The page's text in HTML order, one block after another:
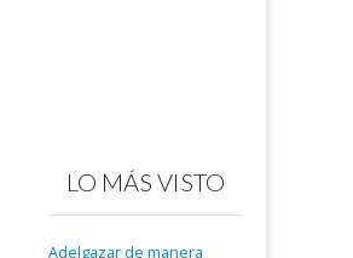
LO MÁS VISTO
Adelgazar de manera